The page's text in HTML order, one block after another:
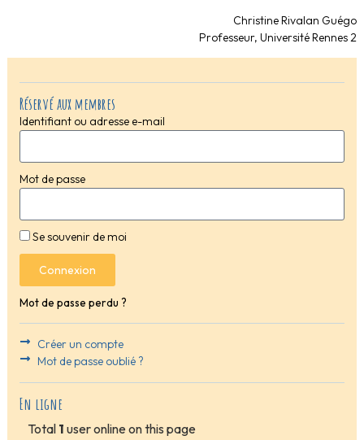
Réservé aux membres
Identifiant ou adresse e-mail
Mot de passe
Se souvenir de moi
Connexion
Mot de passe perdu ?
Créer un compte
Mot de passe oublié ?
En ligne
Total 1 user online on this page
Christine Rivalan Guégo
Professeur, Université Rennes 2